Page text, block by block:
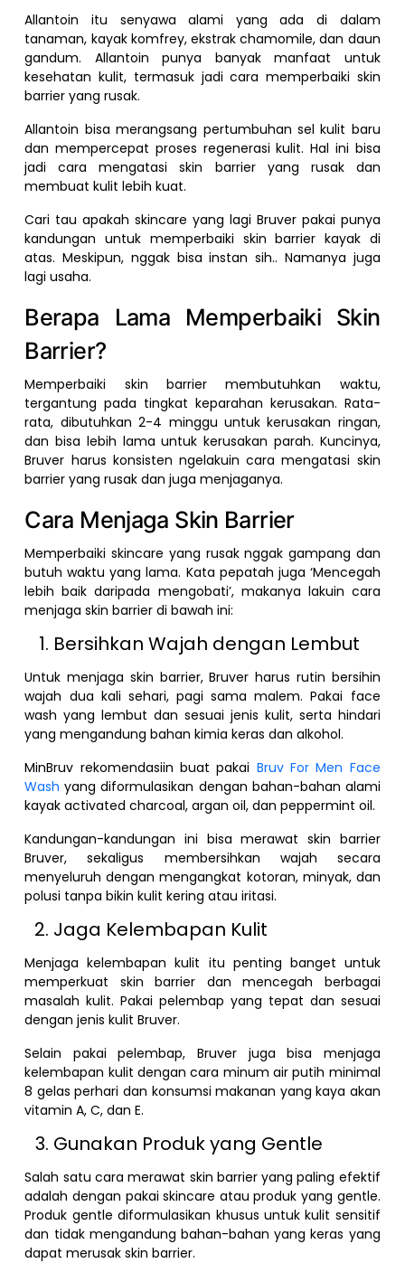
Allantoin itu senyawa alami yang ada di dalam
tanaman, kayak komfrey, ekstrak chamomile, dan daun
gandum. Allantoin punya banyak manfaat untuk
kesehatan kulit, termasuk jadi cara memperbaiki skin
barrier yang rusak.
Allantoin bisa merangsang pertumbuhan sel kulit baru
dan mempercepat proses regenerasi kulit. Hal ini bisa
jadi cara mengatasi skin barrier yang rusak dan
membuat kulit lebih kuat.
Cari tau apakah skincare yang lagi Bruver pakai punya
kandungan untuk memperbaiki skin barrier kayak di
atas. Meskipun, nggak bisa instan sih.. Namanya juga
lagi usaha.
Berapa Lama Memperbaiki Skin
Barrier?
Memperbaiki skin barrier membutuhkan waktu,
tergantung pada tingkat keparahan kerusakan. Rata-
rata, dibutuhkan 2-4 minggu untuk kerusakan ringan,
dan bisa lebih lama untuk kerusakan parah. Kuncinya,
Bruver harus konsisten ngelakuin cara mengatasi skin
barrier yang rusak dan juga menjaganya.
Cara Menjaga Skin Barrier
Memperbaiki skincare yang rusak nggak gampang dan
butuh waktu yang lama. Kata pepatah juga ‘Mencegah
lebih baik daripada mengobati’, makanya lakuin cara
menjaga skin barrier di bawah ini:
Bersihkan Wajah dengan Lembut
Untuk menjaga skin barrier, Bruver harus rutin bersihin
wajah dua kali sehari, pagi sama malem. Pakai face
wash yang lembut dan sesuai jenis kulit, serta hindari
yang mengandung bahan kimia keras dan alkohol.
MinBruv rekomendasiin buat pakai Bruv For Men Face
Wash yang diformulasikan dengan bahan-bahan alami
kayak activated charcoal, argan oil, dan peppermint oil.
Kandungan-kandungan ini bisa merawat skin barrier
Bruver, sekaligus membersihkan wajah secara
menyeluruh dengan mengangkat kotoran, minyak, dan
polusi tanpa bikin kulit kering atau iritasi.
Jaga Kelembapan Kulit
Menjaga kelembapan kulit itu penting banget untuk
memperkuat skin barrier dan mencegah berbagai
masalah kulit. Pakai pelembap yang tepat dan sesuai
dengan jenis kulit Bruver.
Selain pakai pelembap, Bruver juga bisa menjaga
kelembapan kulit dengan cara minum air putih minimal
8 gelas perhari dan konsumsi makanan yang kaya akan
vitamin A, C, dan E.
Gunakan Produk yang Gentle
Salah satu cara merawat skin barrier yang paling efektif
adalah dengan pakai skincare atau produk yang gentle.
Produk gentle diformulasikan khusus untuk kulit sensitif
dan tidak mengandung bahan-bahan yang keras yang
dapat merusak skin barrier.